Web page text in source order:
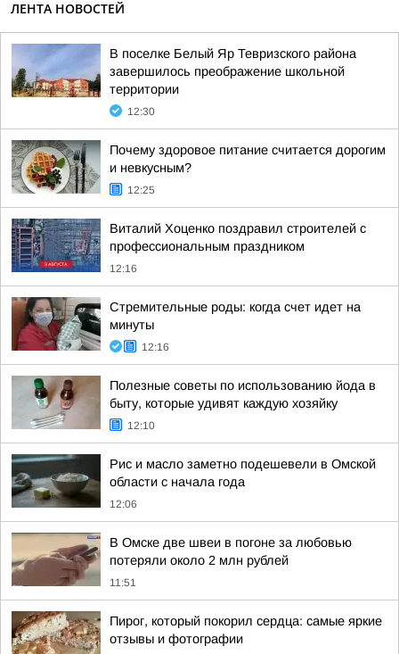
ЛЕНТА НОВОСТЕЙ
В поселке Белый Яр Тевризского района
завершилось преображение школьной
территории
12:30
Почему здоровое питание считается дорогим
и невкусным?
12:25
Виталий Хоценко поздравил строителей с
профессиональным праздником
12:16
Стремительные роды: когда счет идет на
минуты
12:16
Полезные советы по использованию йода в
быту, которые удивят каждую хозяйку
12:10
Рис и масло заметно подешевели в Омской
области с начала года
12:06
В Омске две швеи в погоне за любовью
потеряли около 2 млн рублей
11:51
Пирог, который покорил сердца: самые яркие
отзывы и фотографии